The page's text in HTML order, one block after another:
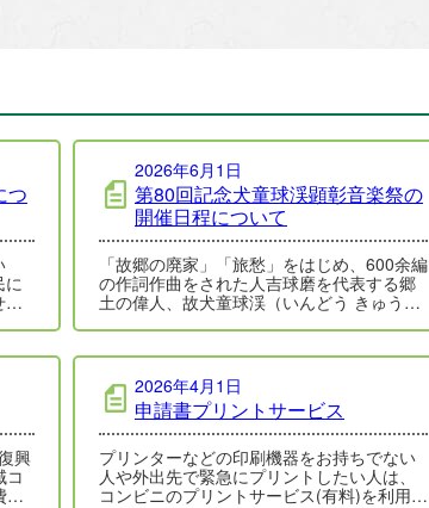
つ
る
2026年6月1日
第80回記念犬童球渓顕彰音楽祭の
開催日程について
「故郷の廃家」「旅愁」をはじめ、600余編
の作詞作曲をされた人吉球磨を代表する郷
土の偉人、故犬童球渓（いんどう きゅうけ
中…
生
2026年4月1日
申請書プリントサービス
プリンターなどの印刷機器をお持ちでない
人や外出先で緊急にプリントしたい人は、
コンビニのプリントサービス(有料)を利用し